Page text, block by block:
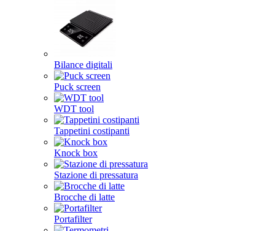
Bilance digitali
Puck screen
WDT tool
Tappetini costipanti
Knock box
Stazione di pressatura
Brocche di latte
Portafilter